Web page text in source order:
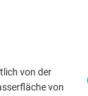
von der
von